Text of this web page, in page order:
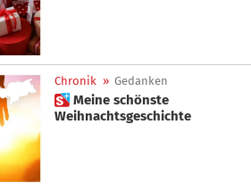
Chronik » Gedanken
 Meine schönste
Weihnachtsgeschichte